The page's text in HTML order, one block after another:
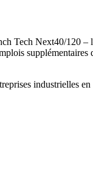
Tech Next40/120
supplémentaires
industrielles